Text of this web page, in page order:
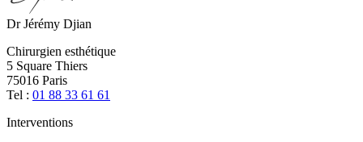
Dr Jérémy Djian
Chirurgien esthétique
5 Square Thiers
75016 Paris
Tel : 01 88 33 61 61
Interventions